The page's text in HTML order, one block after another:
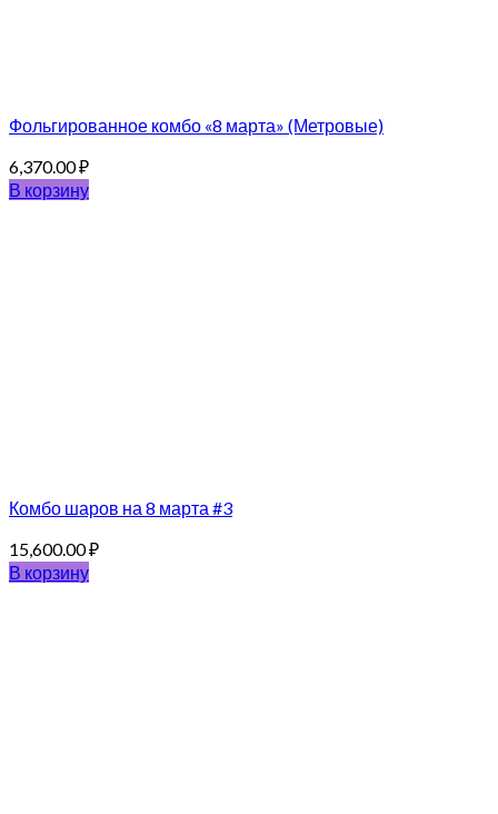
Фольгированное комбо «8 марта» (Метровые)
6,370.00₽
В корзину
Комбо шаров на 8 марта #3
15,600.00₽
В корзину